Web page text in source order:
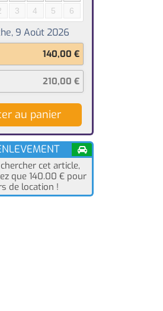
3 4 5 6
140,00 €
210,00 €
au panier
cet article,
que 140.00 €pour
de location !